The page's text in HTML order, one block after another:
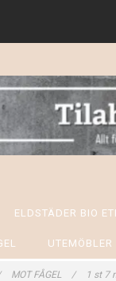
ELDSTÄDER BIO
UTEMÖBLER
MOT FÅGEL / 1 st 7